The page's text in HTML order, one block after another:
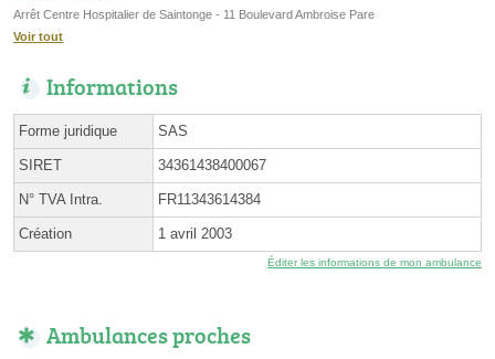
Arrêt Centre Hospitalier de Saintonge - 11 Boulevard Ambroise Pare
Voir tout
Informations
Forme juridique SAS
SIRET 34361438400067
N° TVA Intra. FR11343614384
Création 1 avril 2003
Éditer les informations de mon ambulance
Ambulances proches